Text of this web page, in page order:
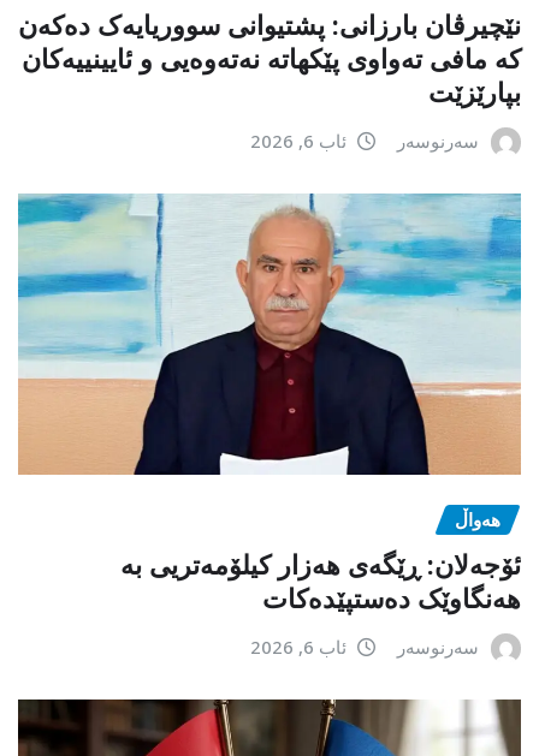
نێچیرڤان بارزانی: پشتیوانی سووریایەک دەکەن
کە مافی تەواوی پێکهاتە نەتەوەیی و ئایینییەکان
بپارێزێت
سەرنوسەر ئاب 6, 2026
هەواڵ
ئۆجەلان: ڕێگەی هەزار کیلۆمەتریی بە
هەنگاوێک دەستپێدەکات
سەرنوسەر ئاب 6, 2026